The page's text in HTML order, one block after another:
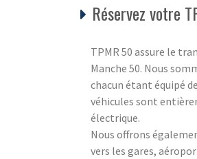
Réservez votre
TPMR 50 assure le
Manche 50. Nous
chacun étant équipé
véhicules sont
électrique.
Nous offrons
vers les gares,